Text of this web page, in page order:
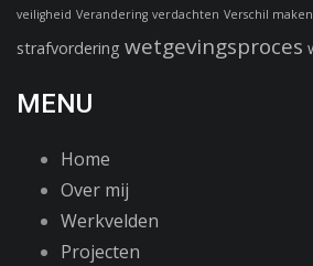
veiligheid Verandering verdachten Verschil maken
strafvordering wetgevingsproces
MENU
Home
Over mij
Werkvelden
Projecten